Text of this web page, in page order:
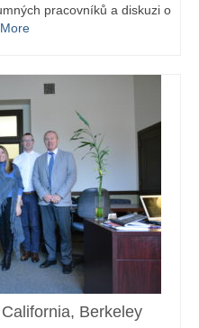
pracovníků a diskuzi o
Berkeley